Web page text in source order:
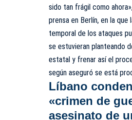
sido tan frágil como
prensa en Berlín, en la
temporal de los ataques
se estuvieran planteando
estatal y frenar así el
según aseguró se está
Líbano
«crimen de
asesinato de